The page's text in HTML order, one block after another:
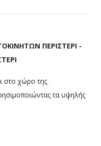
ΠΕΡΙΣΤΕΡΙ -
στο χώρο της
τα υψηλής